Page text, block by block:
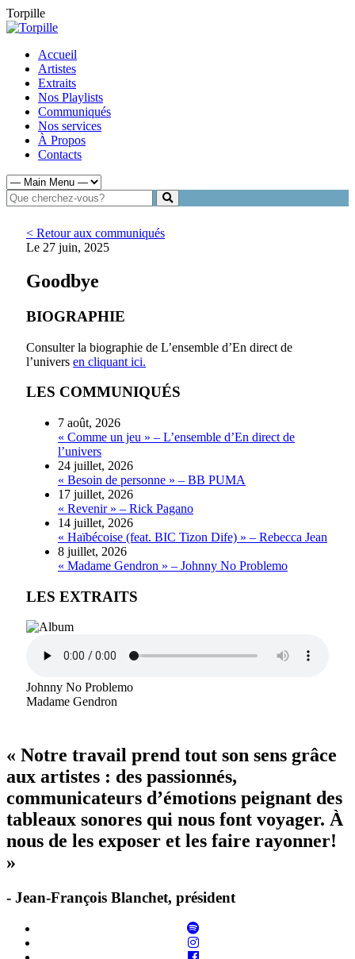
Torpille
Accueil
Artistes
Extraits
Nos Playlists
Communiqués
Nos services
À Propos
Contacts
< Retour aux communiqués
Le 27 juin, 2025
Goodbye
BIOGRAPHIE
Consulter la biographie de L’ensemble d’En direct de
l’univers en cliquant ici.
LES COMMUNIQUÉS
7 août, 2026
« Comme un jeu » – L’ensemble d’En direct de
l’univers
24 juillet, 2026
« Besoin de personne » – BB PUMA
17 juillet, 2026
« Revenir » – Rick Pagano
14 juillet, 2026
« Haïbécoise (feat. BIC Tizon Dife) » – Rebecca Jean
8 juillet, 2026
« Madame Gendron » – Johnny No Problemo
LES EXTRAITS
Johnny No Problemo
Madame Gendron
« Notre travail prend tout son sens grâce
aux artistes : des passionnés,
communicateurs d’émotions peignant des
tableaux sonores qui nous font voyager. À
nous de les exposer et les faire rayonner!
»
- Jean-François Blanchet, président